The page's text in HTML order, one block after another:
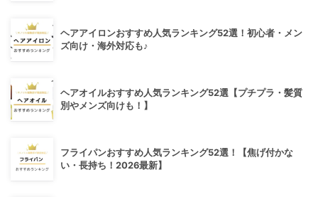
ヘアアイロンおすすめ人気ランキング52選！初心者・メン
ズ向け・海外対応も♪
ヘアオイルおすすめ人気ランキング52選【プチプラ・髪質
別やメンズ向けも！】
フライパンおすすめ人気ランキング52選！【焦げ付かな
い・長持ち！2026最新】